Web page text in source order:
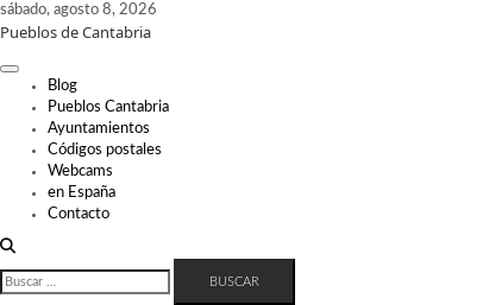
Skip
to
sábado, agosto 8, 2026
Pueblos de Cantabria
Blog
Pueblos Cantabria
Ayuntamientos
Códigos postales
Webcams
en España
Contacto
BUSCAR: